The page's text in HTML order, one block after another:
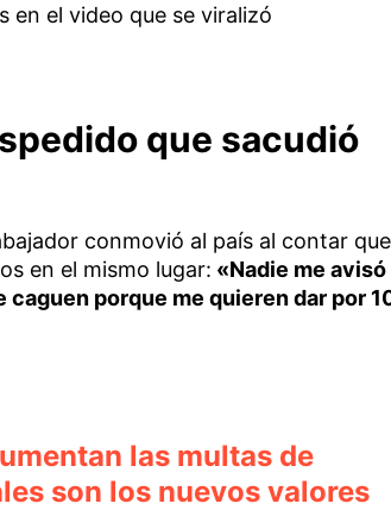
en el video que se viralizó
que sacudió
conmovió al país al contar que
en el mismo lugar: «Nadie me avisó
caguen porque me quieren dar por
las multas de
son los nuevos valores